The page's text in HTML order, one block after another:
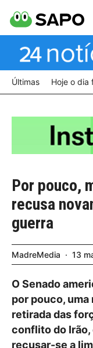
Últimas Hoje o dia
Por pouco,
recusa
guerra
MadreMedia 13
O Senado
por pouco,
retirada das
conflito do Irão,
recusar-se a